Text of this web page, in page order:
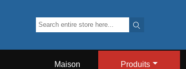

Maison Produits